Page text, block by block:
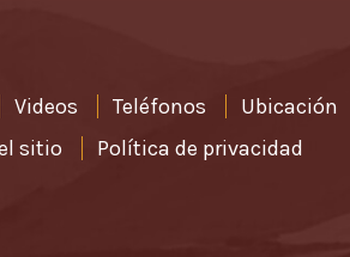
Videos Teléfonos
Ubicación
sitio
Política de privacidad